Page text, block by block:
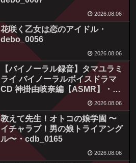
2026.08.06
花咲く乙女は恋のアイドル・
debo_0056
2026.08.06
【バイノーラル録音】タマユラミ
ライ バイノーラルボイスドラマ
CD 神掛由岐奈編【ASMR】・
digination_0024
2026.08.06
教えて先生！オトコの娘学園 〜
イチャラブ！男の娘トライアング
ル〜・cdb_0165
2026.08.06